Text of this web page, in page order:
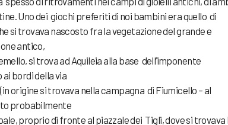
Uno dei giochi preferiti di noi bambini era quello di
si trovava nascosto fra la vegetazione del grande e
antico,
si trova ad Aquileia alla base dell’imponente
bordi della via
origine si trovava nella campagna di Fiumicello – al
probabilmente
proprio di fronte al piazzale dei Tigli, dove si trovava